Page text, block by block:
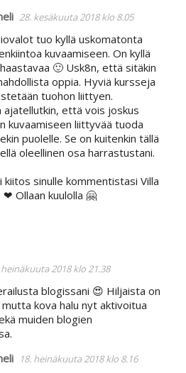
28. kesäkuuta 2018 klo 8.05
tuo kyllä uskomatonta
kuvaamiseen. On kyllä
🙂 Usk8n, että sitäkin
oppia. Hyviä kursseja
tuohon liittyen.
ajatellutkin, että vois joskus
kuvaamiseen liittyvää tuoda
puolelle. Se on kuitenkin tällä
oleellinen osa harrastustani.
kiitos sinulle kommentistasi Villa
❤ Ollaan kuulolla 🤗
heinäkuuta 2018 klo 21.38
blogissani 😍 Hiljaista on
kova halu nyt aktivoitua
muiden blogien
18. heinäkuuta 2018 klo 8.16